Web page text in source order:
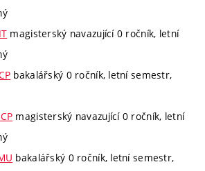
magisterský navazující 0 ročník, letní
bakalářský 0 ročník, letní semestr,
magisterský navazující 0 ročník, letní
bakalářský 0 ročník, letní semestr,